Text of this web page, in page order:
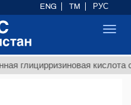
кислота
ENG TM РУС